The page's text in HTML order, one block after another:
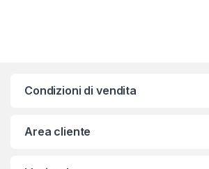
Condizioni di vendita
Area cliente